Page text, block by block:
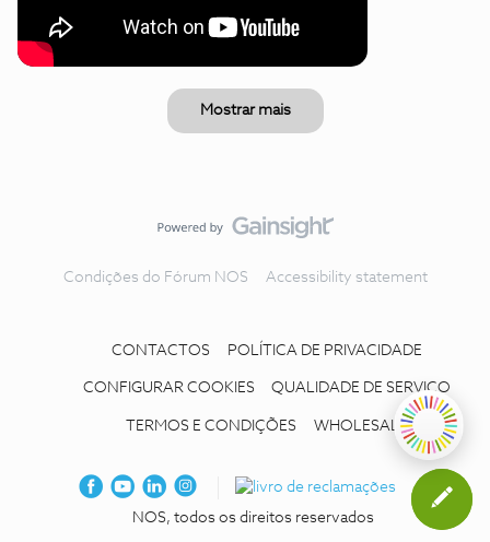
Mostrar mais
Condições do Fórum NOS Accessibility statement
CONTACTOS POLÍTICA DE PRIVACIDADE
CONFIGURAR COOKIES QUALIDADE DE SERVIÇO
TERMOS E CONDIÇÕES WHOLESALE
NOS, todos os direitos reservados